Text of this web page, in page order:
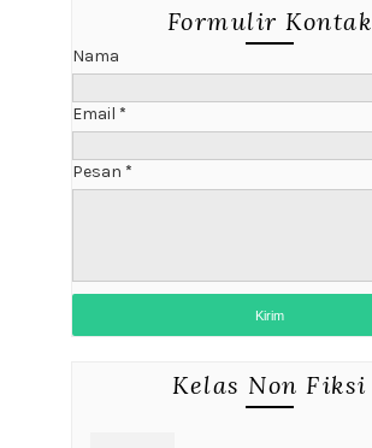
Formulir Kontak
Nama
Email *
Pesan *
Kelas Non Fiksi